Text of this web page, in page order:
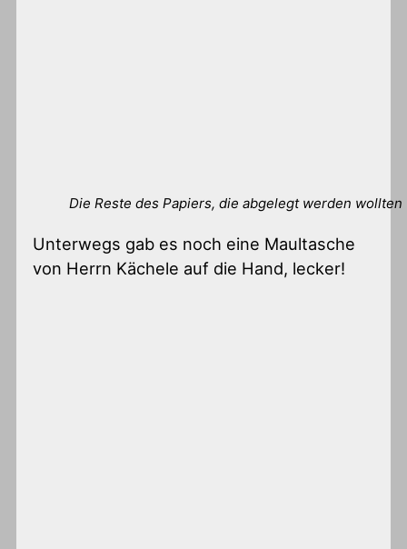
Die Reste des Papiers, die abgelegt werden wollten
Unterwegs gab es noch eine Maultasche
von Herrn Kächele auf die Hand, lecker!